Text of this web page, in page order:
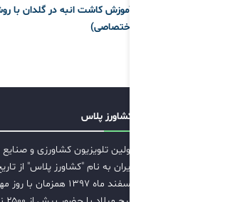
آموزش کاشت انبه در گلدان با
اختصاصی)
کشاورز پلاس
اولین تلویزیون کشاورزی و
ایران به نام "کشاورز پلاس" از
اسفند ماه ۱۳۹۷ همزمان